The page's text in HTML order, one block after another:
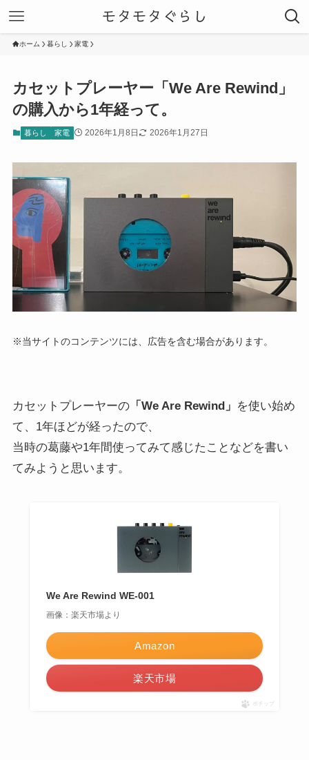
モタモタぐらし
ホーム 暮らし 家電
カセットプレーヤー「We Are Rewind」
の購入から1年経って。
暮らし 家電 2026年1月8日 2026年1月27日
※当サイトのコンテンツには、広告を含む場合があります。
カセットプレーヤーの「We Are Rewind」 を使い始め
て、1年ほどが経ったので、
当時の葛藤や1年間使ってみて感じたことなどを書い
てみようと思います。
We Are Rewind WE-001
画像：楽天市場より
Amazon
楽天市場
ポチップ